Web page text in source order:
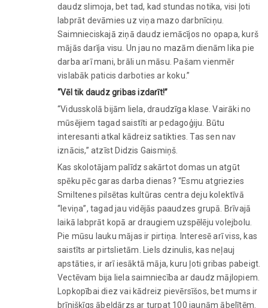
daudz slimoja, bet tad, kad stundas notika, visi ļoti
labprāt devāmies uz viņa mazo darbnīciņu.
Saimnieciskajā ziņā daudz iemācījos no opapa, kurš
mājās darīja visu. Un jau no mazām dienām lika pie
darba arī mani, brāli un māsu. Pašam vienmēr
vislabāk paticis darboties ar koku.”
“Vēl tik daudz gribas izdarīt!”
“Vidusskolā bijām liela, draudzīga klase. Vairāki no
mūsējiem tagad saistīti ar pedagoģiju. Būtu
interesanti atkal kādreiz satikties. Tas sen nav
iznācis,” atzīst Didzis Gaismiņš.
Kas skolotājam palīdz sakārtot domas un atgūt
spēku pēc garas darba dienas? “Esmu atgriezies
Smiltenes pilsētas kultūras centra deju kolektīvā
“Ieviņa”, tagad jau vidējās paaudzes grupā. Brīvajā
laikā labprāt kopā ar draugiem uzspēlēju volejbolu.
Pie mūsu lauku mājas ir pirtiņa. Interesē arī viss, kas
saistīts ar pirtslietām. Liels dzinulis, kas neļauj
apstāties, ir arī iesāktā māja, kuru ļoti gribas pabeigt.
Vectēvam bija liela saimniecība ar daudz mājlopiem.
Lopkopībai diez vai kādreiz pievērsīšos, bet mums ir
brīnišķīgs ābeļdārzs ar turpat 100 jaunām ābelītēm.